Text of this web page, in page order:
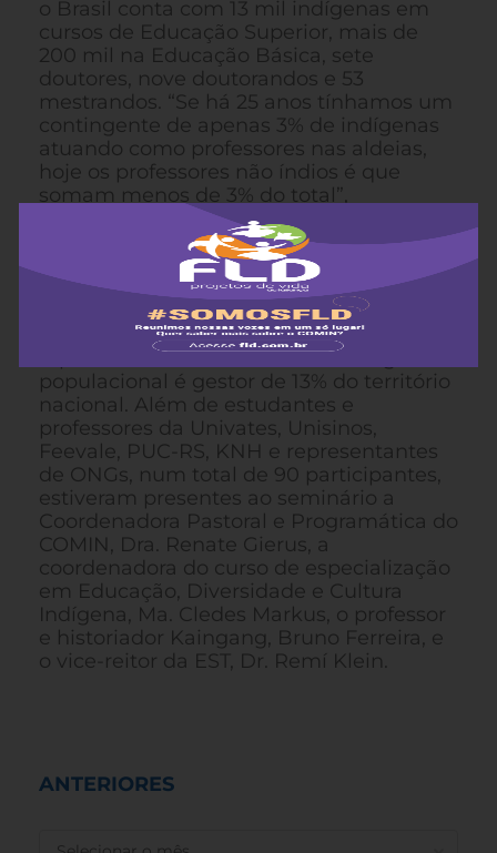
o Brasil conta com 13 mil indígenas em
cursos de Educação Superior, mais de
200 mil na Educação Básica, sete
doutores, nove doutorandos e 53
mestrandos. “Se há 25 anos tínhamos um
contingente de apenas 3% de indígenas
atuando como professores nas aldeias,
hoje os professores não índios é que
somam menos de 3% do total”,
comemorou Baniwa. Para o antropólogo,
esses números revelam a superação da
cultura colonial da tutela, do
paternalismo e da dependência material
e cognitiva que historicamente afligiu o
indígena brasileiro, que embora
represente menos de 1% do contingente
populacional é gestor de 13% do território
nacional. Além de estudantes e
professores da Univates, Unisinos,
Feevale, PUC-RS, KNH e representantes
de ONGs, num total de 90 participantes,
estiveram presentes ao seminário a
Coordenadora Pastoral e Programática do
COMIN, Dra. Renate Gierus, a
coordenadora do curso de especialização
em Educação, Diversidade e Cultura
Indígena, Ma. Cledes Markus, o professor
e historiador Kaingang, Bruno Ferreira, e
o vice-reitor da EST, Dr. Remí Klein.
ANTERIORES